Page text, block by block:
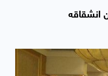
انشقاقه